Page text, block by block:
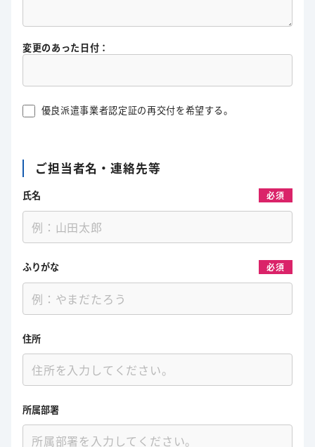
変更のあった日付：
優良派遣事業者認定証の再交付を希望する。
ご担当者名・連絡先等
氏名 必須
ふりがな 必須
住所
所属部署